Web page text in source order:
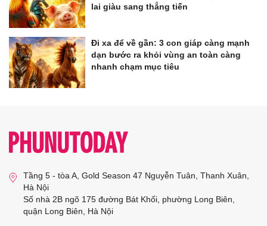
lai giàu sang thẳng tiến
Đi xa để về gần: 3 con giáp càng mạnh
dạn bước ra khỏi vùng an toàn càng
nhanh chạm mục tiêu
Tầng 5 - tòa A, Gold Season 47 Nguyễn Tuân, Thanh Xuân,
Hà Nội
Số nhà 2B ngõ 175 đường Bát Khối, phường Long Biên,
quận Long Biên, Hà Nội